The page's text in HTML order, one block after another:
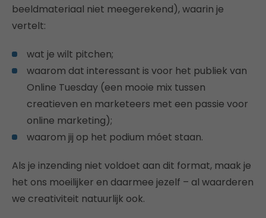
beeldmateriaal niet meegerekend), waarin je
vertelt:
wat je wilt pitchen;
waarom dat interessant is voor het publiek van
Online Tuesday (een mooie mix tussen
creatieven en marketeers met een passie voor
online marketing);
waarom jij op het podium móet staan.
Als je inzending niet voldoet aan dit format, maak je
het ons moeilijker en daarmee jezelf – al waarderen
we creativiteit natuurlijk ook.